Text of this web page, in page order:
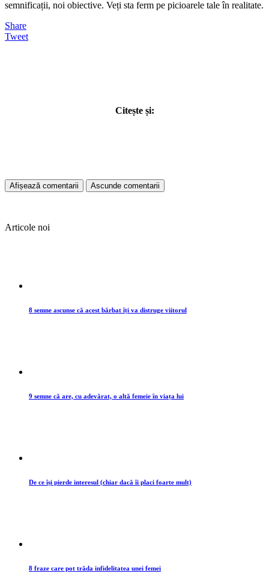
semnificații, noi obiective. Veți sta ferm pe picioarele tale în realitate.
Share
Tweet
Citește și:
Afișează comentarii Ascunde comentarii
Articole noi
8 semne ascunse că acest bărbat îți va distruge viitorul
9 semne că are, cu adevărat, o altă femeie în viața lui
De ce își pierde interesul (chiar dacă îi placi foarte mult)
8 fraze care pot trăda infidelitatea unei femei